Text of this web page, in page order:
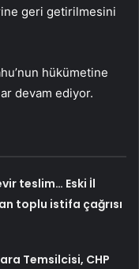
geri getirilmesini
hükümetine
devam ediyor.
teslim… Eski İl
toplu istifa çağrısı
Temsilcisi, CHP